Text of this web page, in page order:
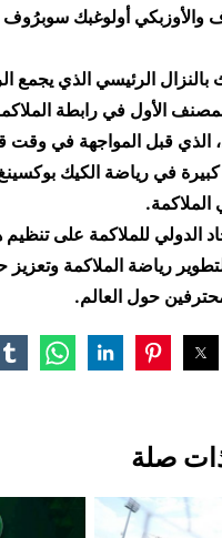
بالنزال الرئيسي الذي يجمع
الأول في رابطة الملاكمة
الذي قبل المواجهة في وقت
كبيرة في رياضة الكيك
الملاكمة.
الدولي للملاكمة على
رياضة الملاكمة
حول العالم.
صلة